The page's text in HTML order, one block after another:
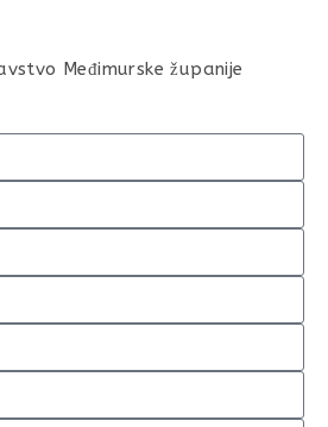
Međimurske županije